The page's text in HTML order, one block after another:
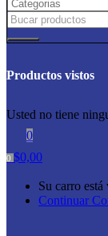
Productos vistos
Usted no tiene
0
0 $0,00
Su carro está
Continuar